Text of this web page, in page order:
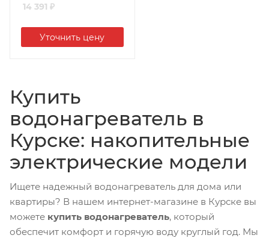
14 391 ₽
Уточнить цену
Купить
водонагреватель в
Курске: накопительные
электрические модели
Ищете надежный водонагреватель для дома или
квартиры? В нашем интернет-магазине в Курске вы
можете купить водонагреватель, который
обеспечит комфорт и горячую воду круглый год. Мы